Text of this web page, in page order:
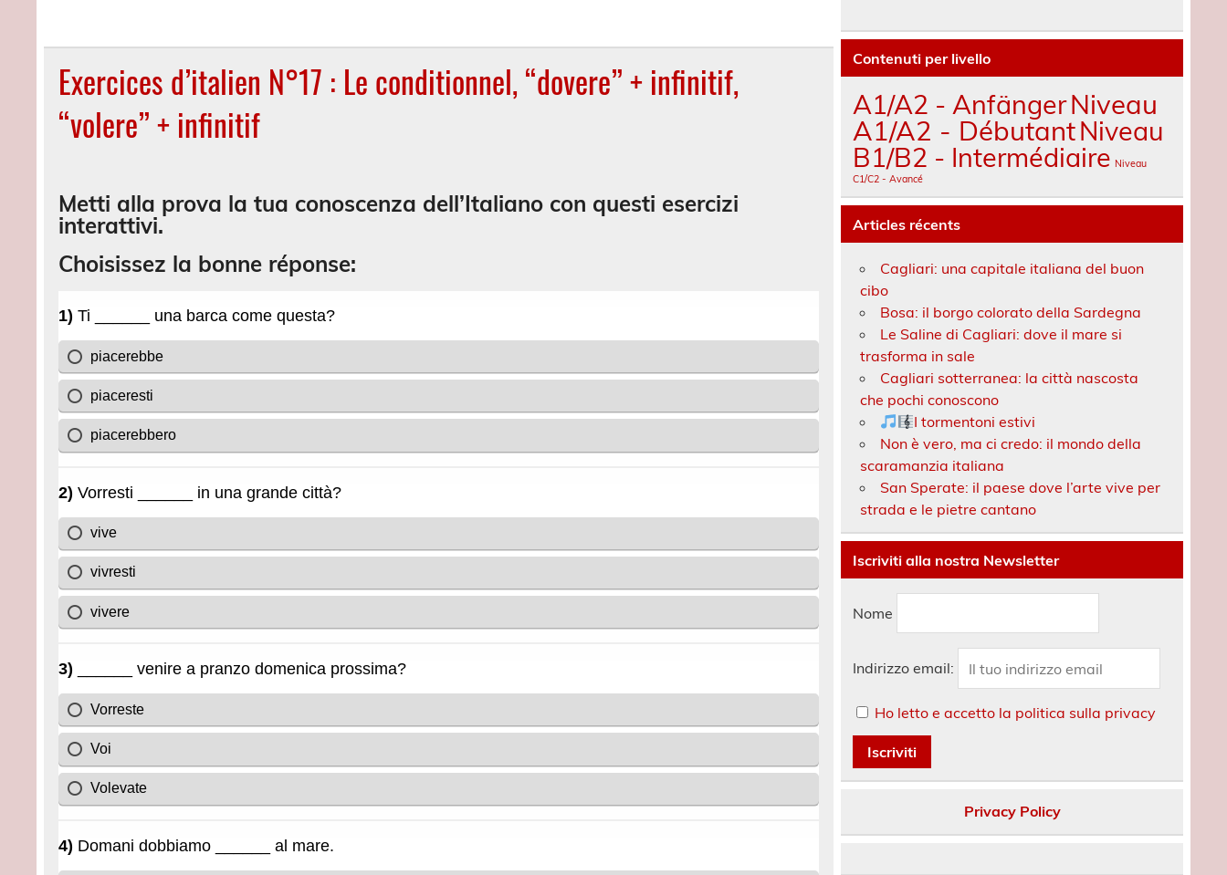
Exercices d’italien N°17 : Le conditionnel, “dovere” + infinitif,
“volere” + infinitif
Metti alla prova la tua conoscenza dell’Italiano con questi esercizi
interattivi.
Choisissez la bonne réponse:
Contenuti per livello
A1/A2 - AnfängerNiveau
A1/A2 - DébutantNiveau
B1/B2 - Intermédiaire Niveau
C1/C2 - Avancé
Articles récents
Cagliari: una capitale italiana del buon
cibo
Bosa: il borgo colorato della Sardegna
Le Saline di Cagliari: dove il mare si
trasforma in sale
Cagliari sotterranea: la città nascosta
che pochi conoscono
I tormentoni estivi
Non è vero, ma ci credo: il mondo della
scaramanzia italiana
San Sperate: il paese dove l’arte vive per
strada e le pietre cantano
Iscriviti alla nostra Newsletter
Nome
Indirizzo email:
Ho letto e accetto la politica sulla privacy
Privacy Policy